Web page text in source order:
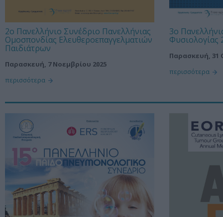
2ο Πανελλήνιο Συνέδριο Πανελλήνιας
Ομοσπονδίας Ελευθεροεπαγγελματιών
Παιδιάτρων
Παρασκευή, 7 Νοεμβρίου 2025
περισσότερα
3ο
Φυσιολογίας
Παρασκευή, 31
περισσότερα